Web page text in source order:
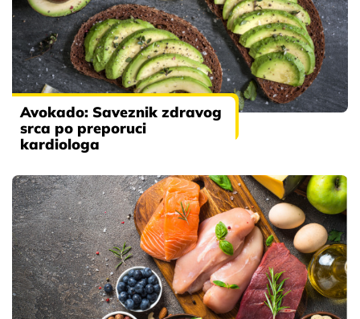
Avokado: Saveznik zdravog
srca po preporuci
kardiologa